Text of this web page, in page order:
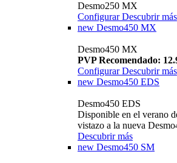
Desmo250 MX
Configurar Descubrir más
new Desmo450 MX
Desmo450 MX
PVP Recomendado:
Configurar Descubrir más
new Desmo450 EDS
Desmo450 EDS
Disponible en el verano
vistazo a la nueva
Descubrir más
new Desmo450 SM